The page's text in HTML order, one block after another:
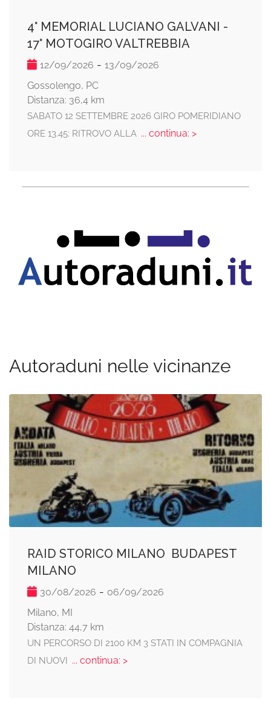
4° MEMORIAL LUCIANO GALVANI -
17° MOTOGIRO VALTREBBIA
12/09/2026 - 13/09/2026
Gossolengo, PC
Distanza: 36,4 km
SABATO 12 SETTEMBRE 2026 GIRO POMERIDIANO
ORE 13.45: RITROVO ALLA... continua: >
Autoraduni nelle vicinanze
RAID STORICO MILANO  BUDAPEST 
MILANO
30/08/2026 - 06/09/2026
Milano, MI
Distanza: 44,7 km
UN PERCORSO DI 2100 KM 3 STATI IN COMPAGNIA
DI NUOVI ... continua: >